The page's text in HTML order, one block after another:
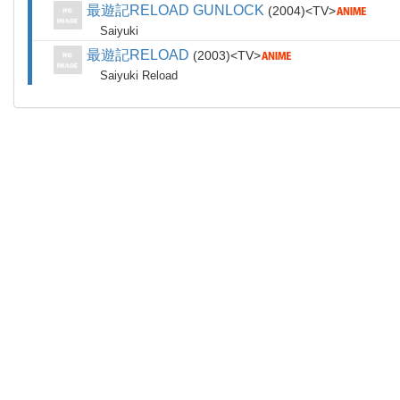
最遊記RELOAD GUNLOCK 2004 TV
Saiyuki
最遊記RELOAD 2003 TV
Saiyuki Reload